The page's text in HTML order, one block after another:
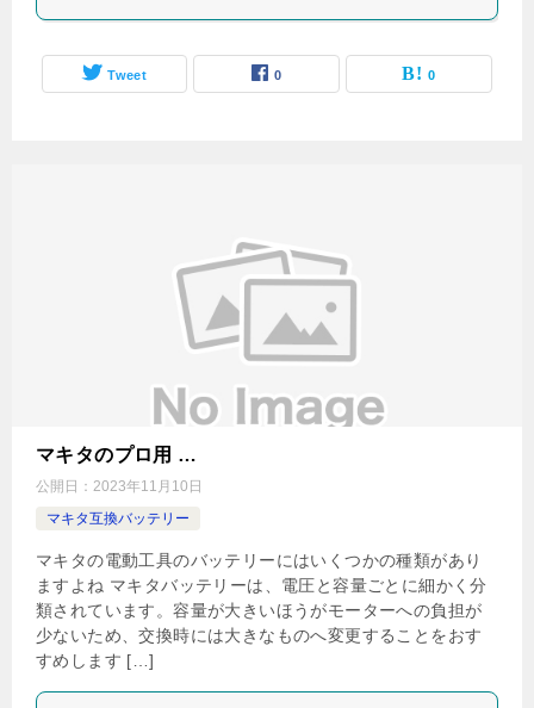
Tweet 0 0
マキタのプロ用 …
公開日： 2023年11月10日
マキタ互換バッテリー
マキタの電動工具のバッテリーにはいくつかの種類があり
ますよね マキタバッテリーは、電圧と容量ごとに細かく分
類されています。容量が大きいほうがモーターへの負担が
少ないため、交換時には大きなものへ変更することをおす
すめします […]